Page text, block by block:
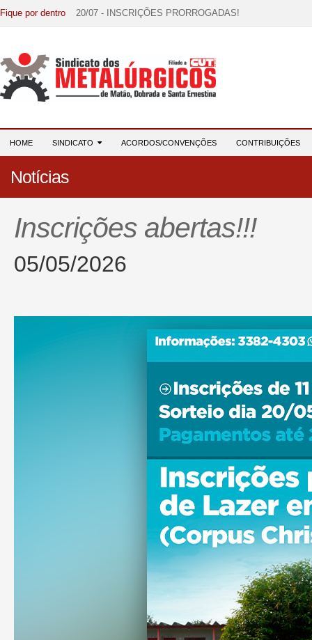
Fique por dentro 20/07 - INSCRIÇÕES PRORROGADAS!
07/07 - Increva-se! Link na descrição!
03/08 - DATA-BASE 2026: HORA DE UNIÃO E
HOME SINDICATO ACORDOS/CONVENÇÕES CONTRIBUIÇÕES
Notícias
Inscrições abertas!!!
05/05/2026